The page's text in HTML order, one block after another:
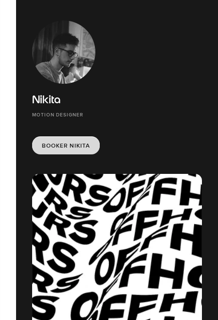
Nikita
MOTION DESIGNER
BOOKER NIKITA